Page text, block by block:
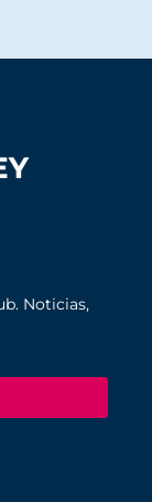
Noticias,